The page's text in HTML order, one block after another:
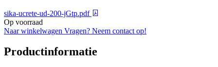
sika-ucrete-ud-200-jGtp.pdf
Op voorraad
Naar winkelwagen Vragen? Neem contact op!
Productinformatie